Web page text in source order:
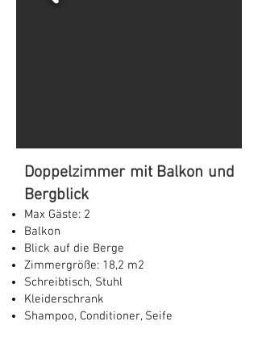
Doppelzimmer mit Balkon und
Bergblick
Max Gäste: 2
Balkon
Blick auf die Berge
Zimmergröße: 18,2 m2
Schreibtisch, Stuhl
Kleiderschrank
Shampoo, Conditioner, Seife